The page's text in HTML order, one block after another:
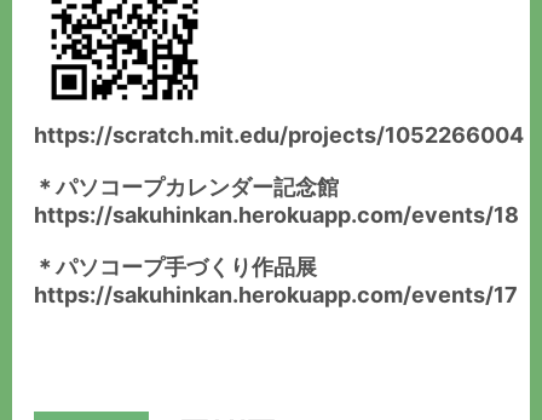
https://scratch.mit.edu/projects/1052266004
＊パソコープカレンダー記念館
https://sakuhinkan.herokuapp.com/events/18
＊パソコープ手づくり作品展
https://sakuhinkan.herokuapp.com/events/17